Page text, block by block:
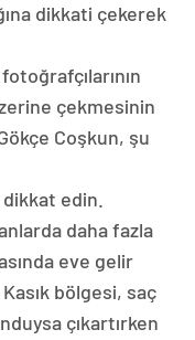
dikkati çekerek
çekmesinin
Coşkun, şu
dikkat edin.
daha fazla
eve gelir
bölgesi, saç
çıkartırken